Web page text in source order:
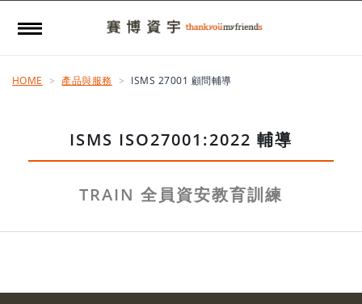
HOME 產品與服務 ISMS 27001 顧問輔導
ISMS ISO27001:2022 輔導
TRAIN 全員資安教育訓練